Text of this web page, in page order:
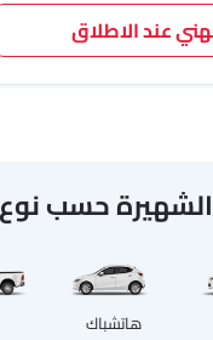
عند الاطلاق
حسب
هاتشباك